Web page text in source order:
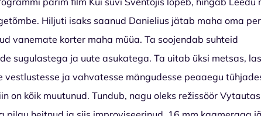
Hiljuti isaks saanud Danielius jätab maha oma
vanemate korter maha müüa. Ta soojendab suhteid
sugulastega ja uute asukatega. Ta uitab üksi metsas,
vestlustesse ja vahvatesse mängudesse peaaegu
on kõik muutunud. Tundub, nagu oleks režissöör